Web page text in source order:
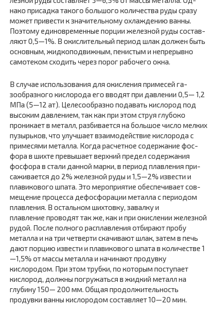
нако присадка такого большого количества руды сразу
может привести к значительному охлаждению ванны.
Поэтому единовременные порции железной руды состав­
ляют 0,5—1%. В окислительный период шлак должен быть
основным, жидкоподвижным, пенистым и непрерывно
самотеком сходить через порог рабочего окна.
В случае использования для окисления примесей га­
зообразного кислорода его вводят при давлении 0,5— 1,2
МПа (5—12 ат). Целесообразно подавать кислород под
высоким давлением, так как при этом струя глубоко
проникает в металл, разбивается на большое число мел­ких
пузырьков, что улучшает взаимодействие кислорода с
примесями металла. Когда расчетное содержание фос­
фора в шихте превышает верхний предел содержания
фосфора в стали данной марки, в период плавления при­
саживается до 2% железной руды и 1,5—2% извести и
плавикового шпата. Это мероприятие обеспечивает сов­
мещение процесса дефосфорации металла с периодом
плавления. В остальном шихтовку, завалку и
плавление проводят так же, как и при окислении железной
рудой. После полного расплавления отбирают пробу
металла и на три четверти скачивают шлак, затем в печь
дают пор­цию извести и плавикового шпата в количестве 1
—1,5% от массы металла и начинают продувку
кислородом. При этом трубки, по которым поступает
кислород, дол­жны погружаться в жидкий металл на
глубину 150— 200 мм. Общая продолжительность
продувки ванны кис­лородом составляет 10—20 мин.